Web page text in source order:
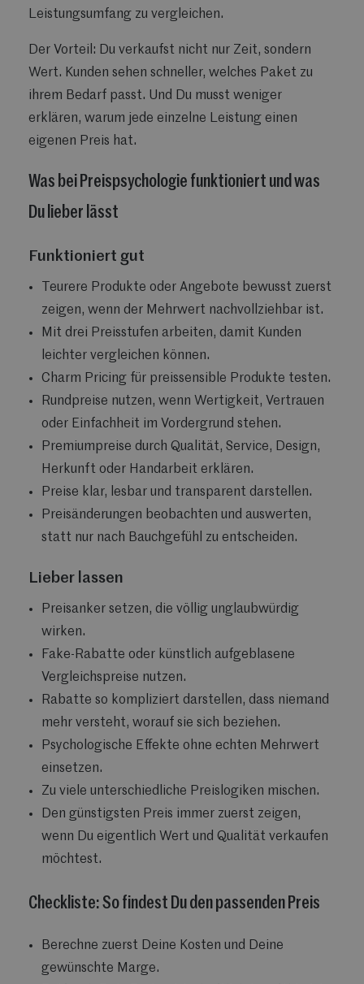
Leistungsumfang zu vergleichen.
Der Vorteil: Du verkaufst nicht nur Zeit, sondern
Wert. Kunden sehen schneller, welches Paket zu
ihrem Bedarf passt. Und Du musst weniger
erklären, warum jede einzelne Leistung einen
eigenen Preis hat.
Was bei Preispsychologie funktioniert und was
Du lieber lässt
Funktioniert gut
Teurere Produkte oder Angebote bewusst zuerst
zeigen, wenn der Mehrwert nachvollziehbar ist.
Mit drei Preisstufen arbeiten, damit Kunden
leichter vergleichen können.
Charm Pricing für preissensible Produkte testen.
Rundpreise nutzen, wenn Wertigkeit, Vertrauen
oder Einfachheit im Vordergrund stehen.
Premiumpreise durch Qualität, Service, Design,
Herkunft oder Handarbeit erklären.
Preise klar, lesbar und transparent darstellen.
Preisänderungen beobachten und auswerten,
statt nur nach Bauchgefühl zu entscheiden.
Lieber lassen
Preisanker setzen, die völlig unglaubwürdig
wirken.
Fake-Rabatte oder künstlich aufgeblasene
Vergleichspreise nutzen.
Rabatte so kompliziert darstellen, dass niemand
mehr versteht, worauf sie sich beziehen.
Psychologische Effekte ohne echten Mehrwert
einsetzen.
Zu viele unterschiedliche Preislogiken mischen.
Den günstigsten Preis immer zuerst zeigen,
wenn Du eigentlich Wert und Qualität verkaufen
möchtest.
Checkliste: So findest Du den passenden Preis
Berechne zuerst Deine Kosten und Deine
gewünschte Marge.